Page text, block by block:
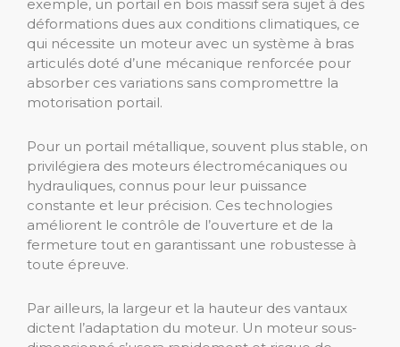
exemple, un portail en bois massif sera sujet à des
déformations dues aux conditions climatiques, ce
qui nécessite un moteur avec un système à bras
articulés doté d’une mécanique renforcée pour
absorber ces variations sans compromettre la
motorisation portail.
Pour un portail métallique, souvent plus stable, on
privilégiera des moteurs électromécaniques ou
hydrauliques, connus pour leur puissance
constante et leur précision. Ces technologies
améliorent le contrôle de l’ouverture et de la
fermeture tout en garantissant une robustesse à
toute épreuve.
Par ailleurs, la largeur et la hauteur des vantaux
dictent l’adaptation du moteur. Un moteur sous-